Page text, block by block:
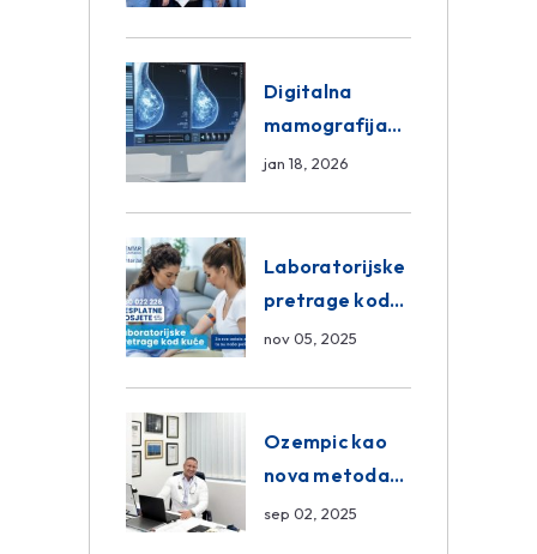
Group
Digitalna
mamografija
Sarajevo –
Centar
Poliklinika
jan 18, 2026
Laboratorijske
pretrage kod
kuće – novo u
Poliklinici
nov 05, 2025
Ozempic kao
nova metoda
mršavljenja: da
sep 02, 2025